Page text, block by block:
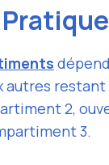
autres
2,
3.